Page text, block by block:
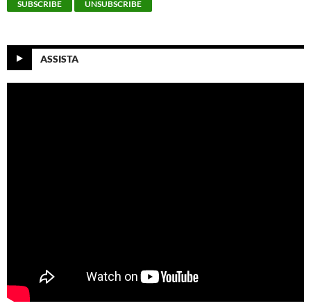
ASSISTA